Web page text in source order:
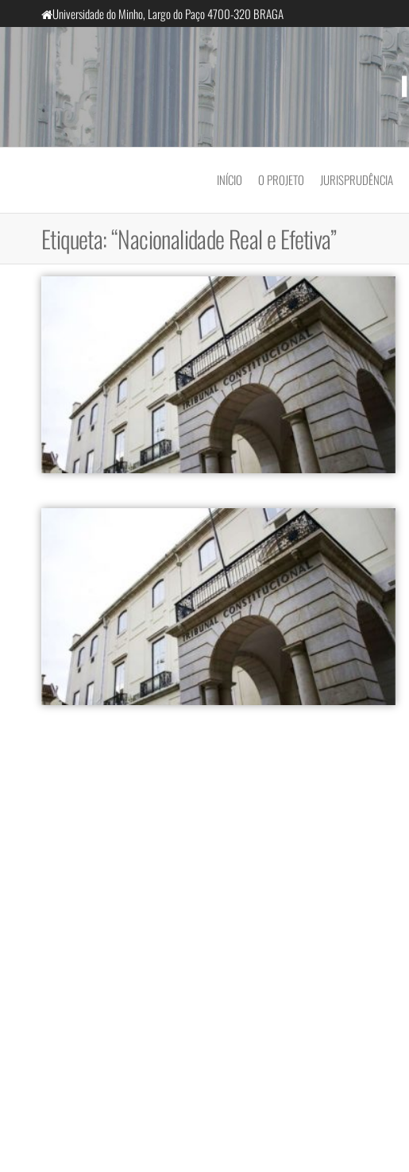
para
Universidade do Minho, Largo do Paço 4700-320 BRAGA
InclusiveCourts
INÍCIO O PROJETO JURISPRUDÊNCIA
Etiqueta:“Nacionalidade Real e Efetiva”